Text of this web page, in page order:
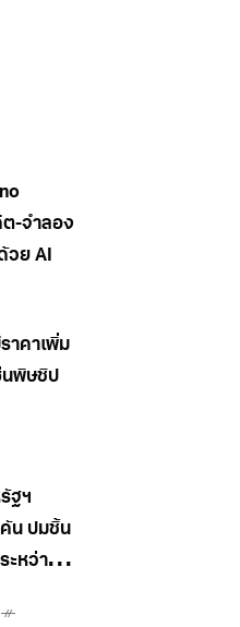
ต-จำลอง
ย AI
าคาเพิ่ม
นพิษชิป
ฐฯ
น ปมชิ้น
ะหว่าง